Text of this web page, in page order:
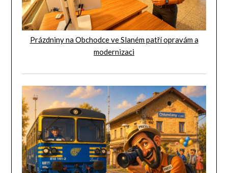
Prázdniny na Obchodce ve Slaném patří opravám a
modernizaci